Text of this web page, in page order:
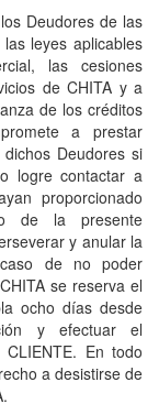
Deudores de las
leyes aplicables
las cesiones
de CHITA y a
de los créditos
a prestar
Deudores si
logre contactar a
proporcionado
de la presente
y anular la
de no poder
se reserva el
ocho días desde
y efectuar el
En todo
a desistirse de